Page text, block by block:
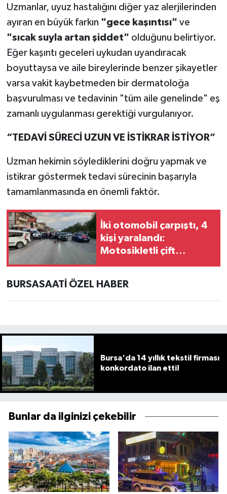
Uzmanlar, uyuz hastalığını diğer yaz alerjilerinden
ayıran en büyük farkın "gece kaşıntısı" ve
"sıcak suyla artan şiddet" olduğunu belirtiyor.
Eğer kaşıntı geceleri uykudan uyandıracak
boyuttaysa ve aile bireylerinde benzer şikayetler
varsa vakit kaybetmeden bir dermatoloğa
başvurulması ve tedavinin "tüm aile genelinde" eş
zamanlı uygulanması gerektiği vurgulanıyor.
“TEDAVİ SÜRECİ UZUN VE İSTİKRAR İSTİYOR”
Uzman hekimin söylediklerini doğru yapmak ve
istikrar göstermek tedavi sürecinin başarıyla
tamamlanmasında en önemli faktör.
İki otomobil çarpıştı, 4
kişi yaralandı:
Motosikletli çift
BURSASAATİ ÖZEL HABER
Bursa'da 14 yıllık tekstil firması
konkordato ilan etti!
Bunlar da ilginizi çekebilir